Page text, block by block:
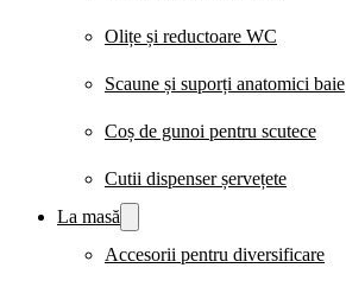
Olițe și reductoare WC
Scaune și suporți anatomici baie
Coș de gunoi pentru scutece
Cutii dispenser șervețete
La masă
Accesorii pentru diversificare